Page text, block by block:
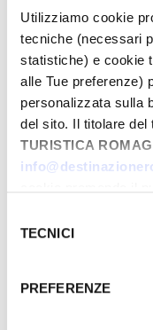
Utilizziamo cookie
tecniche (necessari
statistiche) e cookie
alle Tue preferenze)
personalizzata sulla
del sito. Il titolare del
TURISTICA
gestire le tue
Qualora acconsenti
attualmente non
delTECNICI
PREFERENZE
To
City
Types